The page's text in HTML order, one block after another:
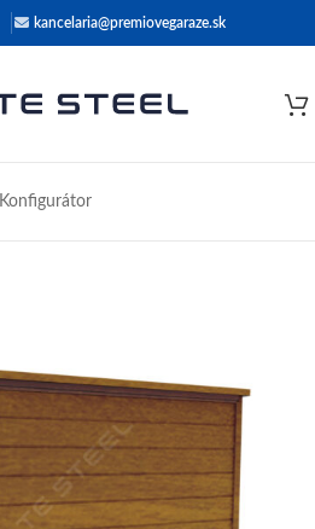
kancelaria@premiovegaraze.sk
Konfigurátor